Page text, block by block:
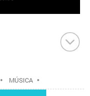
• MÚSICA •